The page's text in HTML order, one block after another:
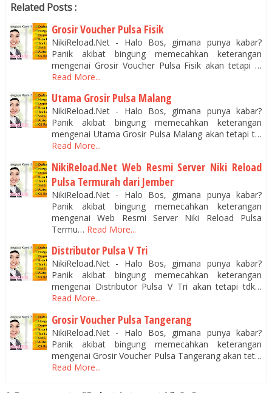
Related Posts :
Grosir Voucher Pulsa Fisik
NikiReload.Net - Halo Bos, gimana punya kabar?
Panik akibat bingung memecahkan keterangan
mengenai Grosir Voucher Pulsa Fisik akan tetapi …
Read More...
Utama Grosir Pulsa Malang
NikiReload.Net - Halo Bos, gimana punya kabar?
Panik akibat bingung memecahkan keterangan
mengenai Utama Grosir Pulsa Malang akan tetapi t…
Read More...
NikiReload.Net Web Resmi Server Niki Reload
Pulsa Termurah dari Jember
NikiReload.Net - Halo Bos, gimana punya kabar?
Panik akibat bingung memecahkan keterangan
mengenai Web Resmi Server Niki Reload Pulsa
Termu… Read More...
Distributor Pulsa V Tri
NikiReload.Net - Halo Bos, gimana punya kabar?
Panik akibat bingung memecahkan keterangan
mengenai Distributor Pulsa V Tri akan tetapi tdk…
Read More...
Grosir Voucher Pulsa Tangerang
NikiReload.Net - Halo Bos, gimana punya kabar?
Panik akibat bingung memecahkan keterangan
mengenai Grosir Voucher Pulsa Tangerang akan tet…
Read More...